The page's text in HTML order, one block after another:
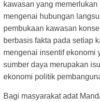
kawasan yang
mengenai hubungan
pembukaan kawasan
berbasis fakta pada setiap
mengenai insentif ekonomi
sumber daya merupakan
ekonomi politik
Bagi masyarakat adat